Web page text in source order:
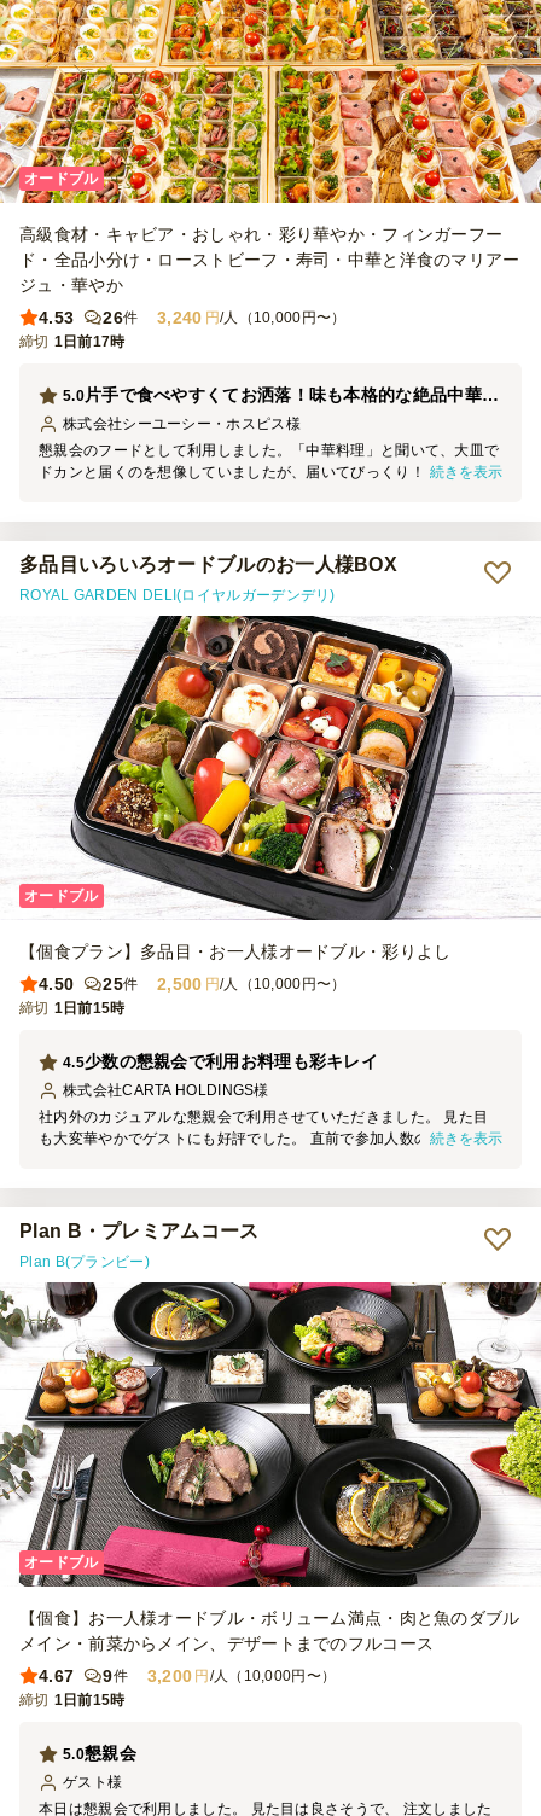
オードブル
高級食材・キャビア・おしゃれ・彩り華やか・フィンガーフー
ド・全品小分け・ローストビーフ・寿司・中華と洋食のマリアー
ジュ・華やか
4.53
26件 3,240 円/人（10,000円〜）
締切 1日前17時
片手で食べやすくてお洒落！味も本格的な絶品中華オードブル
5.0
株式会社シーユーシー・ホスピス様
懇親会のフードとして利用しました。「中華料理」と聞いて、大皿で
ドカンと届くのを想像していましたが、届いてびっくり！どれも一口
しい本格中華でした。取り分け用のお皿や割り箸、お醤油などのアメ
ニティも綺麗に揃っていて、準備も片付けも本当に楽ちんでした。ま
続きを表示
多品目いろいろオードブルのお一人様BOX
ROYAL GARDEN DELI(ロイヤルガーデンデリ)
オードブル
【個食プラン】多品目・お一人様オードブル・彩りよし
4.50
25件 2,500 円/人（10,000円〜）
締切 1日前15時
少数の懇親会で利用お料理も彩キレイ
4.5
株式会社CARTA HOLDINGS様
社内外のカジュアルな懇親会で利用させていただきました。 見た目
も大変華やかでゲストにも好評でした。 直前で参加人数の変更もあ
続きを表示
Plan B・プレミアムコース
Plan B(プランビー)
オードブル
【個食】お一人様オードブル・ボリューム満点・肉と魚のダブル
メイン・前菜からメイン、デザートまでのフルコース
4.67
9件 3,200 円 /人（10,000円〜）
締切 1日前15時
懇親会
5.0
ゲスト 様
本日は懇親会で利用しました。 見た目は良さそうで、 注文しました